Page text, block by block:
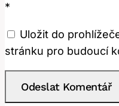
*
Uložit do
stránku pro budoucí